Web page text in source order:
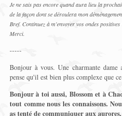
Je ne sais pas encore quand aura lieu la
de la façon dont se déroulera mon
Bref. Continuez à m'envoyer vos ondes
Merci.
-----
Bonjour à vous. Une charmante
pense qu'il est bien plus complexe que
Bonjour à toi aussi, Blossom et à
tout comme nous les connaissons.
as tenté de communiquer aux